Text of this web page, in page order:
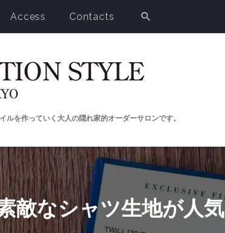
Access Contacts
を作っていく大人の隠れ家的オーダーサロンです。
敵なシャツ生地が人